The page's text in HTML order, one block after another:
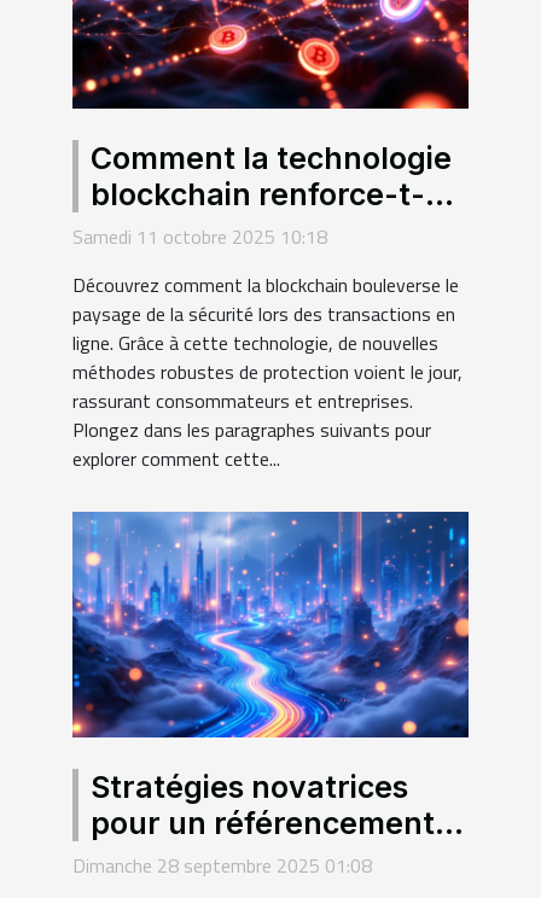
Comment la technologie
blockchain renforce-t-
elle la sécurité des
Samedi 11 octobre 2025 10:18
Découvrez comment la blockchain bouleverse le
paysage de la sécurité lors des transactions en
ligne. Grâce à cette technologie, de nouvelles
méthodes robustes de protection voient le jour,
rassurant consommateurs et entreprises.
Plongez dans les paragraphes suivants pour
explorer comment cette...
Stratégies novatrices
pour un référencement
durable : au-delà des
Dimanche 28 septembre 2025 01:08